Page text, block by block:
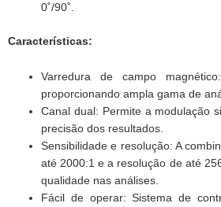
0˚/90˚.
Características:
Varredura de campo
proporcionando ampla gama de
Canal dual: Permite a modulação
precisão dos resultados.
Sensibilidade e resolução: A
até 2000:1 e a resolução de até
qualidade nas análises.
Fácil de operar: Sistema de